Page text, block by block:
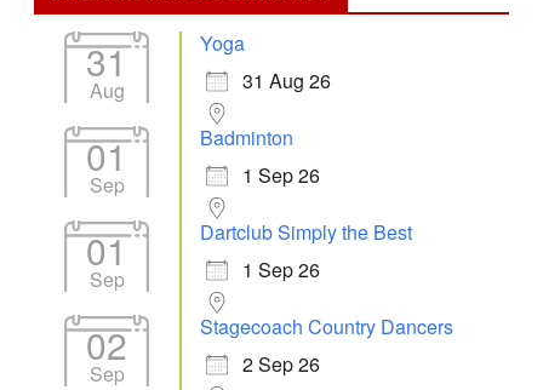
31
Aug
Yoga
31 Aug 26
01
Sep
Badminton
1 Sep 26
01
Sep
Dartclub Simply the Best
1 Sep 26
02
Sep
Stagecoach Country Dancers
2 Sep 26